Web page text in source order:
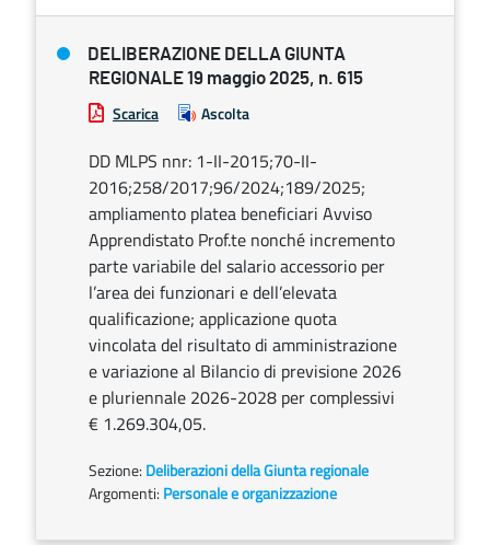
DELIBERAZIONE DELLA GIUNTA
REGIONALE 19 maggio 2025, n. 615
Scarica Ascolta
DD MLPS nnr: 1-II-2015;70-II-
2016;258/2017;96/2024;189/2025;
ampliamento platea beneficiari Avviso
Apprendistato Prof.te nonché incremento
parte variabile del salario accessorio per
l’area dei funzionari e dell’elevata
qualificazione; applicazione quota
vincolata del risultato di amministrazione
e variazione al Bilancio di previsione 2026
e pluriennale 2026-2028 per complessivi
€ 1.269.304,05.
Sezione: Deliberazioni della Giunta regionale
Argomenti: Personale e organizzazione